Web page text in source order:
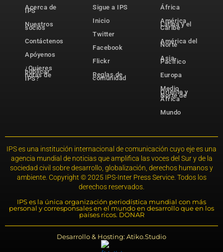
Acerca de
IPS
Nuestros
socios
Contáctenos
Apóyenos
¿Quieres
publicar
notas de
IPS?
Sigue a IPS
Inicio
Twitter
Facebook
Flickr
Reglas de
comunidad
África
América
Latina y el
Caribe
América del
Norte
Asia-
Pacífico
Europa
Medio
Oriente y
Norte de
África
Mundo
IPS es una institución internacional de comunicación cuyo eje es una
agencia mundial de noticias que amplifica las voces del Sur y de la
sociedad civil sobre desarrollo, globalización, derechos humanos y
ambiente. Copyright © 2025 IPS-Inter Press Service. Todos los
derechos reservados.
IPS es la única organización periodística mundial con más
personal y corresponsales en el mundo en desarrollo que en los
países ricos. DONAR
Desarrollo & Hosting: Atiko.Studio